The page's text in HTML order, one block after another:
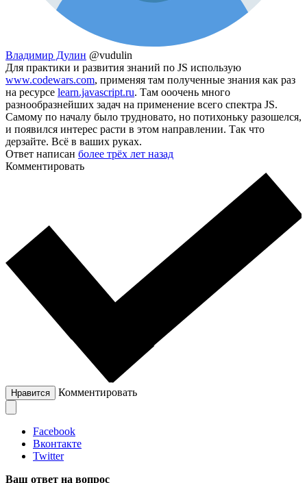
Владимир Дулин @vudulin
Для практики и развития знаний по JS использую
www.codewars.com, применяя там полученные знания как раз
на ресурсе learn.javascript.ru. Там ооочень много
разнообразнейших задач на применение всего спектра JS.
Самому по началу было трудновато, но потихоньку разошелся,
и появился интерес расти в этом направлении. Так что
дерзайте. Всё в ваших руках.
Ответ написан более трёх лет назад
Комментировать
Нравится Комментировать
Facebook
Вконтакте
Twitter
Ваш ответ на вопрос